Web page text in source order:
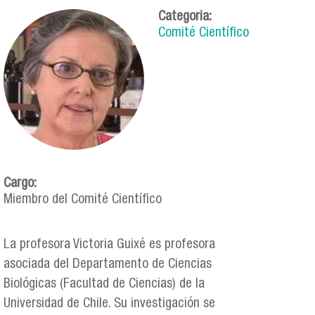
Cargo:
Miembro del Comité Científico
La profesora Victoria Guixé es profesora
asociada del Departamento de Ciencias
Biológicas (Facultad de Ciencias) de la
Universidad de Chile. Su investigación se
Categoria:
Comité Científico